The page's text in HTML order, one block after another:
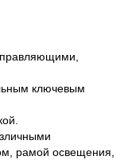
ключевым
рамой освещения,